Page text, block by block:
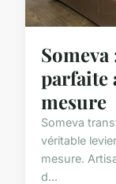
parfaite
mesure
Someva
véritable
mesure.
d...